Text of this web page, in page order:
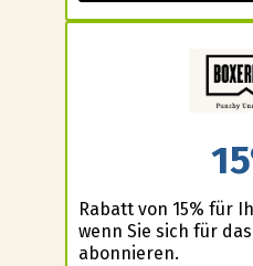
Rabatt von 15% für
wenn Sie sich für
abonnieren.